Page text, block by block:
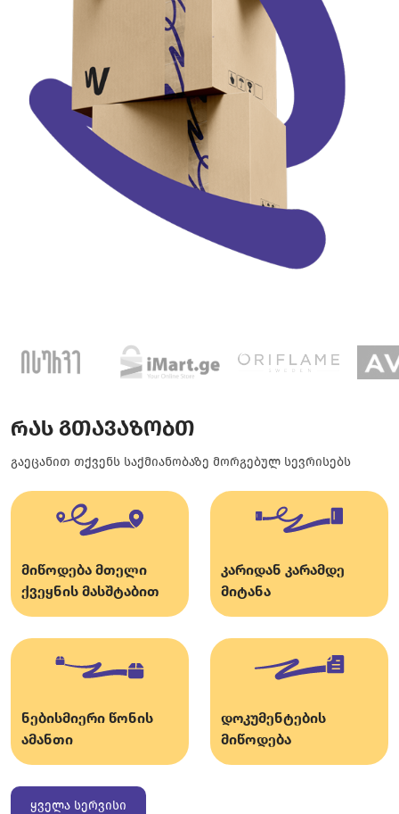
რას გთავაზობთ
გაეცანით თქვენს საქმიანობაზე მორგებულ სევრისებს
მიწოდება მთელი
ქვეყნის მასშტაბით
კარიდან კარამდე
მიტანა
ნებისმიერი წონის
ამანთი
დოკუმენტების
მიწოდება
ყველა სერვისი